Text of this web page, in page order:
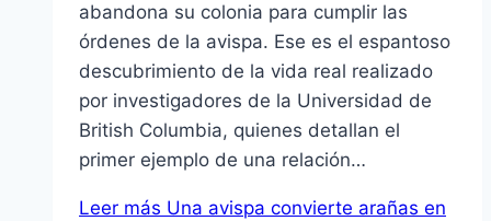
abandona su colonia para cumplir las
órdenes de la avispa. Ese es el espantoso
descubrimiento de la vida real realizado
por investigadores de la Universidad de
British Columbia, quienes detallan el
primer ejemplo de una relación…
Leer más Una avispa convierte arañas en